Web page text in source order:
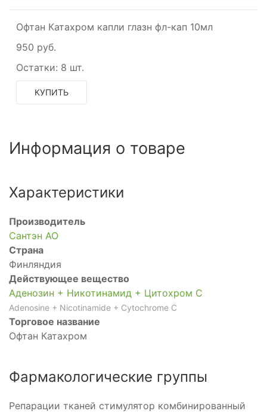
Офтан Катахром капли глазн фл-кап 10мл
950 руб.
Остатки: 8 шт.
КУПИТЬ
Информация о товаре
Характеристики
Производитель
Сантэн АО
Страна
Финляндия
Действующее вещество
Аденозин + Никотинамид + Цитохром С
Adenosine + Nicotinamide + Cytochrome C
Торговое название
Офтан Катахром
Фармакологические группы
Репарации тканей стимулятор комбинированный